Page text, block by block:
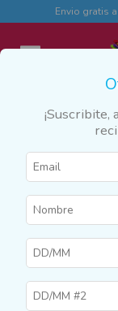
Envio gratis
Filtrar
¡Suscribite,